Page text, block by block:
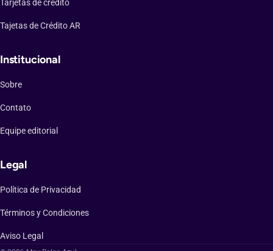
Tarjetas de crédito
Tajetas de Crédito AR
Institucional
Sobre
Contato
Equipe editorial
Legal
Política de Privacidad
Términos y Condiciones
Aviso Legal